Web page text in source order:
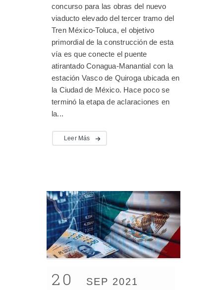
concurso para las obras del nuevo
viaducto elevado del tercer tramo del
Tren México-Toluca, el objetivo
primordial de la construcción de esta
vía es que conecte el puente
atirantado Conagua-Manantial con la
estación Vasco de Quiroga ubicada en
la Ciudad de México. Hace poco se
terminó la etapa de aclaraciones en
la...
Leer Más
20 SEP 2021